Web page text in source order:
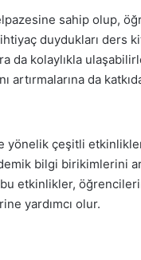
sahip olup,
duydukları ders
da kolaylıkla
artırmalarına da
yönelik çeşitli
bilgi birikimlerini
bu etkinlikler,
yardımcı olur.